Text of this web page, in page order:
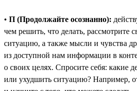
• П (Продолжайте осознанно):
чем решить, что делать, рассмотрите
ситуацию, а также мысли и чувства
из доступной нам информации в
о своих целях. Спросите себя: какие
или ухудшить ситуацию? Например,